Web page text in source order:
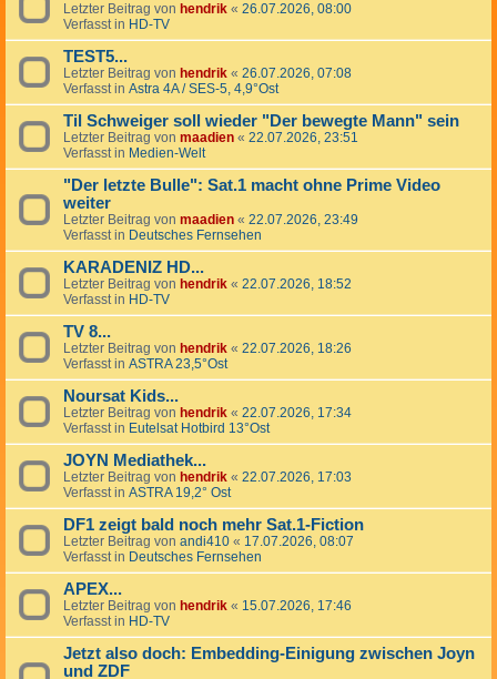
Letzter Beitrag von hendrik « 26.07.2026, 08:00
Verfasst in HD-TV
TEST5...
Letzter Beitrag von hendrik « 26.07.2026, 07:08
Verfasst in Astra 4A / SES-5, 4,9°Ost
Til Schweiger soll wieder "Der bewegte Mann" sein
Letzter Beitrag von maadien « 22.07.2026, 23:51
Verfasst in Medien-Welt
"Der letzte Bulle": Sat.1 macht ohne Prime Video
weiter
Letzter Beitrag von maadien « 22.07.2026, 23:49
Verfasst in Deutsches Fernsehen
KARADENIZ HD...
Letzter Beitrag von hendrik « 22.07.2026, 18:52
Verfasst in HD-TV
TV 8...
Letzter Beitrag von hendrik « 22.07.2026, 18:26
Verfasst in ASTRA 23,5°Ost
Noursat Kids...
Letzter Beitrag von hendrik « 22.07.2026, 17:34
Verfasst in Eutelsat Hotbird 13°Ost
JOYN Mediathek...
Letzter Beitrag von hendrik « 22.07.2026, 17:03
Verfasst in ASTRA 19,2° Ost
DF1 zeigt bald noch mehr Sat.1-Fiction
Letzter Beitrag von andi410 « 17.07.2026, 08:07
Verfasst in Deutsches Fernsehen
APEX...
Letzter Beitrag von hendrik « 15.07.2026, 17:46
Verfasst in HD-TV
Jetzt also doch: Embedding-Einigung zwischen Joyn
und ZDF